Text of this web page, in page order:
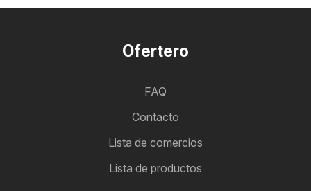
Ofertero
FAQ
Contacto
Lista de comercios
Lista de productos